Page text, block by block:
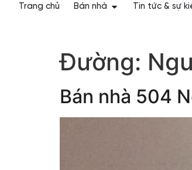
Trang chủ Bán nhà Tin tức & sự
Đường:
Bán nhà 504